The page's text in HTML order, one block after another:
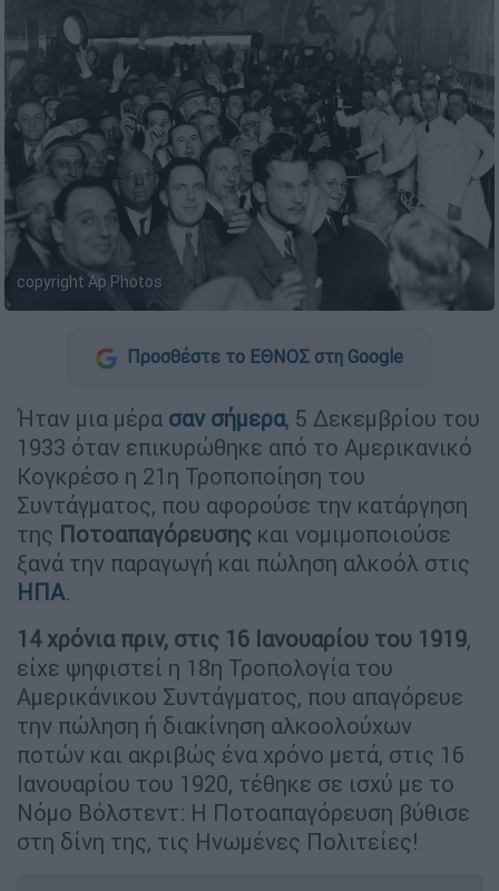
copyright Ap Photos
Προσθέστε το ΕΘΝΟΣ στη Google
Ήταν μια μέρα σαν σήμερα, 5 Δεκεμβρίου του
1933 όταν επικυρώθηκε από το Αμερικανικό
Κογκρέσο η 21η Τροποποίηση του
Συντάγματος, που αφορούσε την κατάργηση
της Ποτοαπαγόρευσης και νομιμοποιούσε
ξανά την παραγωγή και πώληση αλκοόλ στις
ΗΠΑ.
14 χρόνια πριν, στις 16 Ιανουαρίου του 1919,
είχε ψηφιστεί η 18η Τροπολογία του
Αμερικάνικου Συντάγματος, που απαγόρευε
την πώληση ή διακίνηση αλκοολούχων
ποτών και ακριβώς ένα χρόνο μετά, στις 16
Ιανουαρίου του 1920, τέθηκε σε ισχύ με το
Νόμο Βόλστεντ: Η Ποτοαπαγόρευση βύθισε
στη δίνη της, τις Ηνωμένες Πολιτείες!